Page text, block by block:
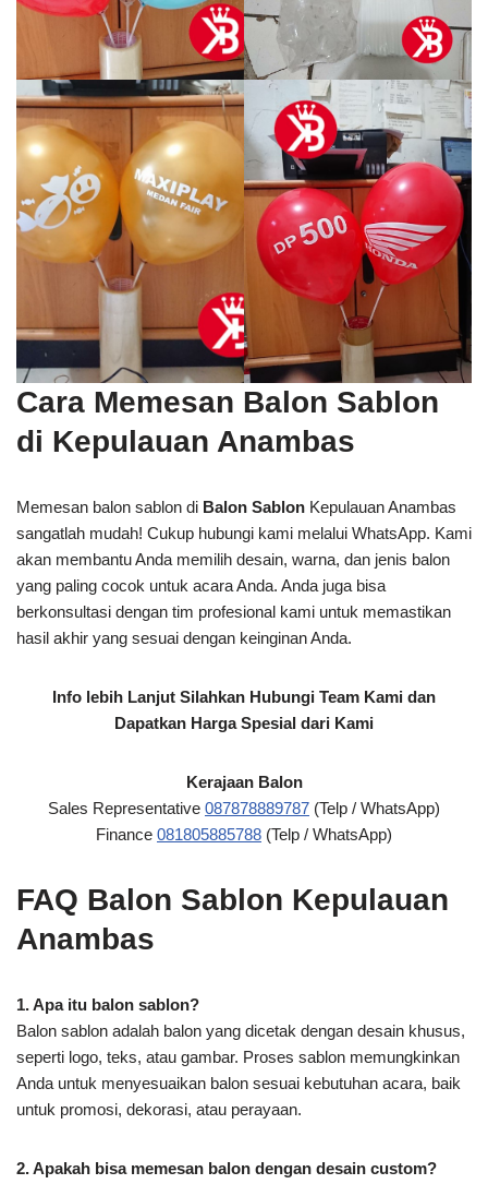
Cara Memesan Balon Sablon
di Kepulauan Anambas
Memesan balon sablon di Balon Sablon Kepulauan Anambas
sangatlah mudah! Cukup hubungi kami melalui WhatsApp. Kami
akan membantu Anda memilih desain, warna, dan jenis balon
yang paling cocok untuk acara Anda. Anda juga bisa
berkonsultasi dengan tim profesional kami untuk memastikan
hasil akhir yang sesuai dengan keinginan Anda.
Info lebih Lanjut Silahkan Hubungi Team Kami dan
Dapatkan Harga Spesial dari Kami
Kerajaan Balon
Sales Representative 087878889787 (Telp / WhatsApp)
Finance 081805885788 (Telp / WhatsApp)
FAQ Balon Sablon Kepulauan
Anambas
1. Apa itu balon sablon?
Balon sablon adalah balon yang dicetak dengan desain khusus,
seperti logo, teks, atau gambar. Proses sablon memungkinkan
Anda untuk menyesuaikan balon sesuai kebutuhan acara, baik
untuk promosi, dekorasi, atau perayaan.
2. Apakah bisa memesan balon dengan desain custom?